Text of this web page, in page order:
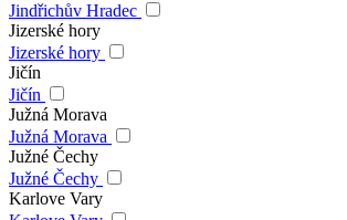
Jindřichův Hradec
Jizerské hory
Jizerské hory
Jičín
Jičín
Južná Morava
Južná Morava
Južné Čechy
Južné Čechy
Karlove Vary